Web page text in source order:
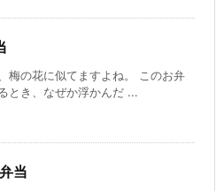
梅の花に似てますよね。 このお弁
とき、なぜか浮かんだ ...
当